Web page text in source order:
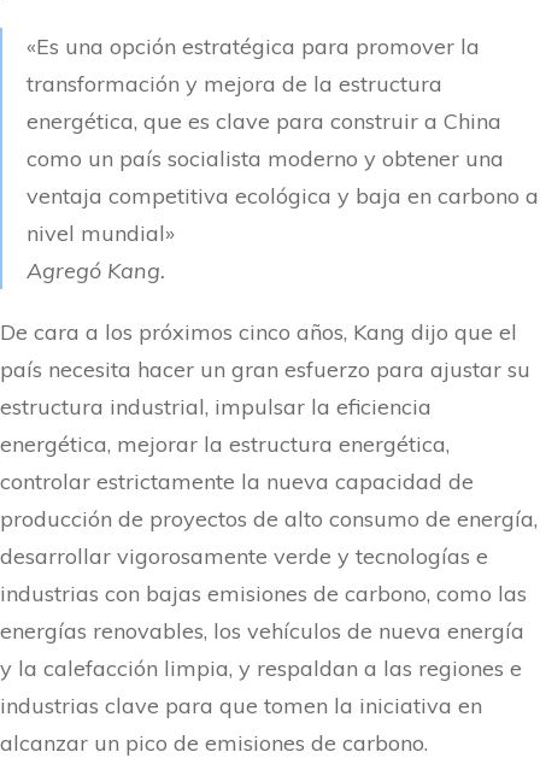
«Es una opción estratégica para promover la
transformación y mejora de la estructura
energética, que es clave para construir a China
como un país socialista moderno y obtener una
ventaja competitiva ecológica y baja en carbono a
nivel mundial»
Agregó Kang.
De cara a los próximos cinco años, Kang dijo que el
país necesita hacer un gran esfuerzo para ajustar su
estructura industrial, impulsar la eficiencia
energética, mejorar la estructura energética,
controlar estrictamente la nueva capacidad de
producción de proyectos de alto consumo de energía,
desarrollar vigorosamente verde y tecnologías e
industrias con bajas emisiones de carbono, como las
energías renovables, los vehículos de nueva energía
y la calefacción limpia, y respaldan a las regiones e
industrias clave para que tomen la iniciativa en
alcanzar un pico de emisiones de carbono.